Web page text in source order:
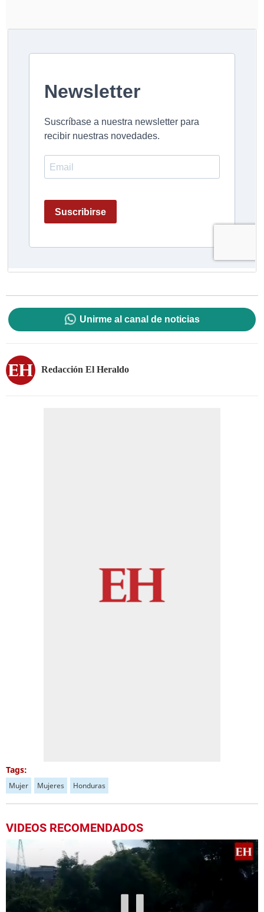
Unirme al canal de noticias
Redacción El Heraldo
Tags:
Mujer Mujeres Honduras
VIDEOS RECOMENDADOS